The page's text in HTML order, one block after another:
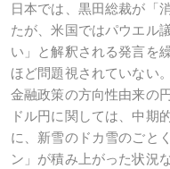
日本では、黒田総裁が「
たが、米国ではパウエル
い」と解釈される発言を
ほど問題視されていない
金融政策の方向性由来の
ドル円に関しては、中期
に、新雪のドカ雪のごと
ン」が積み上がった状況